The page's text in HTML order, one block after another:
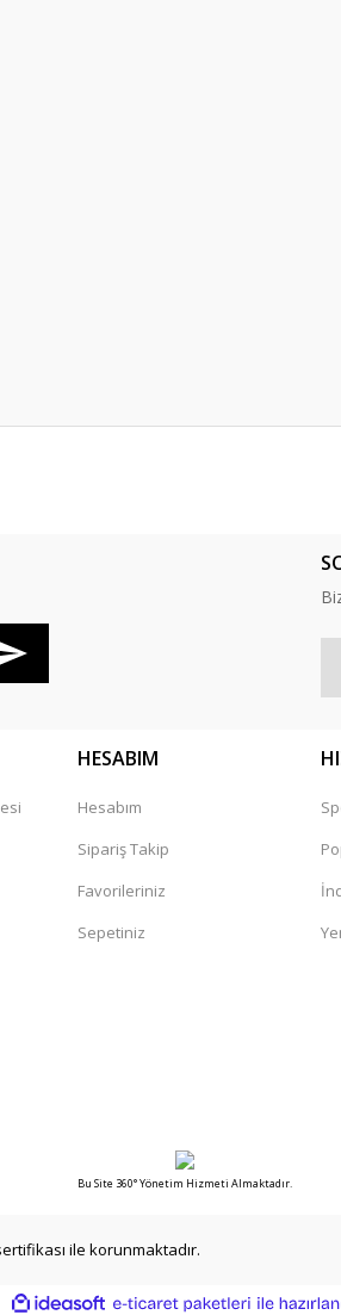
HESABIM
Hesabım
Sipariş Takip
Favorileriniz
Sepetiniz
Bu Site 360° Yönetim Hizmeti Almaktadır.
ile korunmaktadır.
ideasoft e-